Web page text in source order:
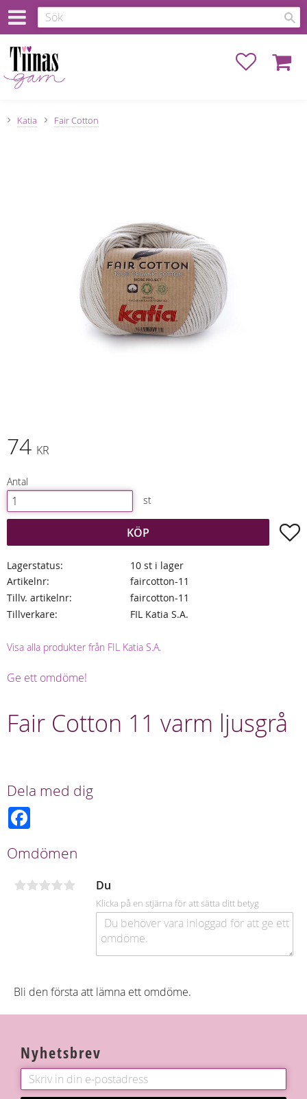
Favoriter
Katia Fair Cotton
74 KR
Antal
st
KÖP
Lagerstatus
10 st i lager
Artikelnr
faircotton-11
Tillv. artikelnr
faircotton-11
Tillverkare
FIL Katia S.A.
Visa alla produkter från FIL Katia S.A.
Ge ett omdöme!
Fair Cotton 11 varm ljusgrå
Dela med dig
b
o
k
Omdömen
Du
Klicka på en stjärna för att sätta ditt betyg
Bli den första att lämna ett omdöme.
Nyhetsbrev